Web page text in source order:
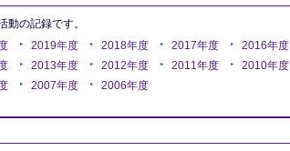
動の記録です。
2019年度 2018年度 2017年度
2016年度
2013年度 2012年度 2011年度
2010年度
2007年度 2006年度